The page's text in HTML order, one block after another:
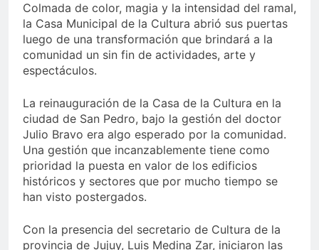
Colmada de color, magia y la intensidad del ramal,
la Casa Municipal de la Cultura abrió sus puertas
luego de una transformación que brindará a la
comunidad un sin fin de actividades, arte y
espectáculos.
La reinauguración de la Casa de la Cultura en la
ciudad de San Pedro, bajo la gestión del doctor
Julio Bravo era algo esperado por la comunidad.
Una gestión que incanzablemente tiene como
prioridad la puesta en valor de los edificios
históricos y sectores que por mucho tiempo se
han visto postergados.
Con la presencia del secretario de Cultura de la
provincia de Jujuy, Luis Medina Zar, iniciaron las